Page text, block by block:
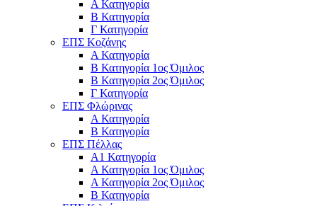
Α Κατηγορία
Β Κατηγορία
Γ Κατηγορία
ΕΠΣ Κοζάνης
Α Κατηγορία
Β Κατηγορία 1ος Όμιλος
Β Κατηγορία 2ος Όμιλος
Γ Κατηγορία
ΕΠΣ Φλώρινας
Α Κατηγορία
Β Κατηγορία
ΕΠΣ Πέλλας
Α1 Κατηγορία
Α Κατηγορία 1ος Όμιλος
Α Κατηγορία 2ος Όμιλος
Β Κατηγορία